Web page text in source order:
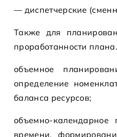
— диспетчерские
Также для
проработанности
объемное
определение
баланса ресурсов;
объемно-
времени,